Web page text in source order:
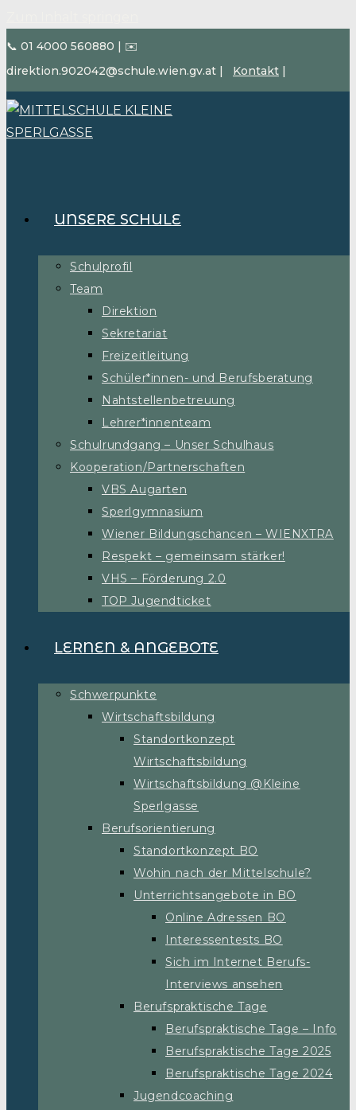
📞 01 4000 560880 | ✉️
direktion.902042@schule.wien.gv.at | Kontakt |
UNSERE SCHULE
Schulprofil
Team
Direktion
Sekretariat
Freizeitleitung
Schüler*innen- und Berufsberatung
Nahtstellenbetreuung
Lehrer*innenteam
Schulrundgang – Unser Schulhaus
Kooperation/Partnerschaften
VBS Augarten
Sperlgymnasium
Wiener Bildungschancen – WIENXTRA
Respekt – gemeinsam stärker!
VHS – Förderung 2.0
TOP Jugendticket
LERNEN & ANGEBOTE
Schwerpunkte
Wirtschaftsbildung
Standortkonzept
Wirtschaftsbildung
Wirtschaftsbildung @Kleine
Sperlgasse
Berufsorientierung
Standortkonzept BO
Wohin nach der Mittelschule?
Unterrichtsangebote in BO
Online Adressen BO
Interessentests BO
Sich im Internet Berufs-
Interviews ansehen
Berufspraktische Tage
Berufspraktische Tage – Info
Berufspraktische Tage 2025
Berufspraktische Tage 2024
Jugendcoaching